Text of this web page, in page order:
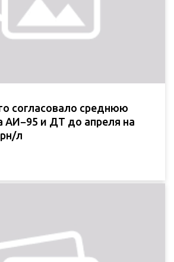
согласовало среднюю
АИ−95 и ДТ до апреля на
л